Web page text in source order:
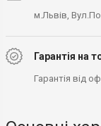
м.Львів,
Гарантія на
Гарантія від